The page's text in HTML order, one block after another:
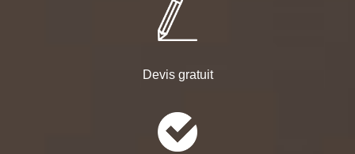
Devis gratuit